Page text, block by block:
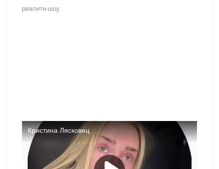
реалити-шоу.
Мало кто проникся словами Кристины Лясковец.
Пользователи Сети обратили внимание на ее лицо,
назвав его странным. «Что с ней стало?»; «Не узнаю
Кристину!»; «Боже, пластика все испортила!»; «Раньше